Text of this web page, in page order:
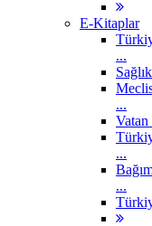
E-Kitaplar
...
...
Vatan
...
...